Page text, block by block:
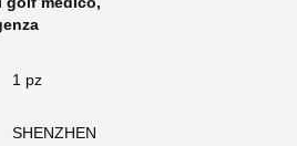
1 pz
SHENZHEN